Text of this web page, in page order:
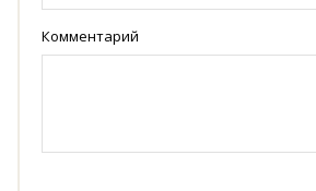
Комментарий